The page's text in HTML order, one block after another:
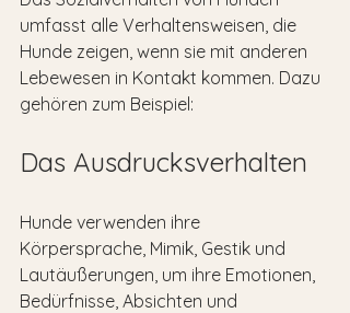
umfasst alle Verhaltensweisen, die
Hunde zeigen, wenn sie mit anderen
Lebewesen in Kontakt kommen. Dazu
gehören zum Beispiel:
Das Ausdrucksverhalten
Hunde verwenden ihre
Körpersprache, Mimik, Gestik und
Lautäußerungen, um ihre Emotionen,
Bedürfnisse, Absichten und